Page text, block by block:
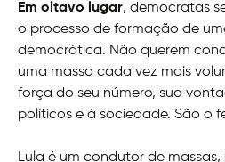
Em oitavo lugar, democratas
o processo de formação de
democrática. Não querem
uma massa cada vez mais
força do seu número, sua
políticos e à sociedade. São o
Lula é um condutor de massas,